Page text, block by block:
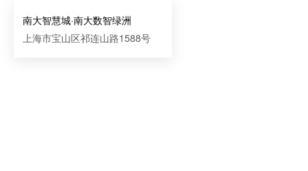
南大智慧城·南大数智绿洲
上海市宝山区祁连山路1588号